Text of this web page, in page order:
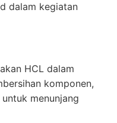
dalam kegiatan
HCL dalam
komponen,
menunjang